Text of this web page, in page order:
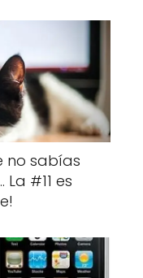
no sabías
#11 es